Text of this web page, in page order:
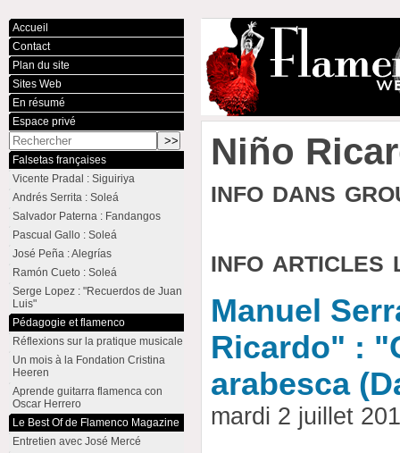
Niño
info dans
info articles
Manuel
Ricardo" :
arabesca
mardi 2 juillet
Accueil
Contact
Plan du site
Sites Web
En résumé
Espace privé
Falsetas françaises
Vicente Pradal : Siguiriya
Andrés Serrita : Soleá
Salvador Paterna : Fandangos
Pascual Gallo : Soleá
José Peña : Alegrías
Ramón Cueto : Soleá
Serge Lopez : "Recuerdos de Juan
Luis"
Pédagogie et flamenco
Réflexions sur la pratique musicale
Un mois à la Fondation Cristina
Heeren
Aprende guitarra flamenca con
Oscar Herrero
Le Best Of de Flamenco Magazine
Entretien avec José Mercé